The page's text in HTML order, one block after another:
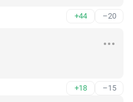
+44 –20
+18 –15